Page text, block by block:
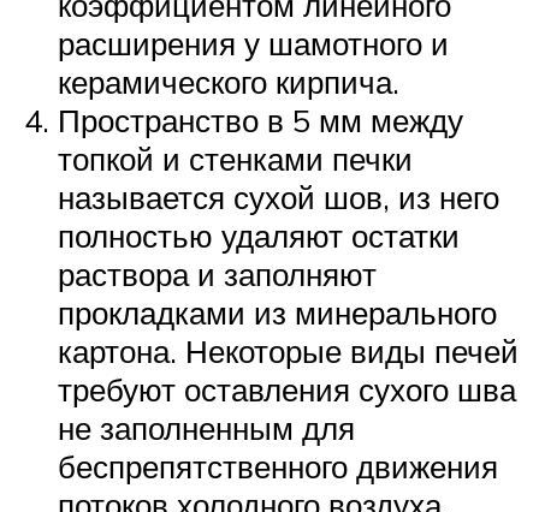
расширения у шамотного и
керамического кирпича.
Пространство в 5 мм между
топкой и стенками печки
называется сухой шов, из него
полностью удаляют остатки
раствора и заполняют
прокладками из минерального
картона. Некоторые виды печей
требуют оставления сухого шва
не заполненным для
беспрепятственного движения